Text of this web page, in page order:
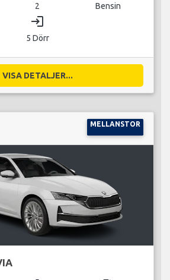
2 Bensin
login
5 Dörr
VISA DETALJER...
MELLANSTOR